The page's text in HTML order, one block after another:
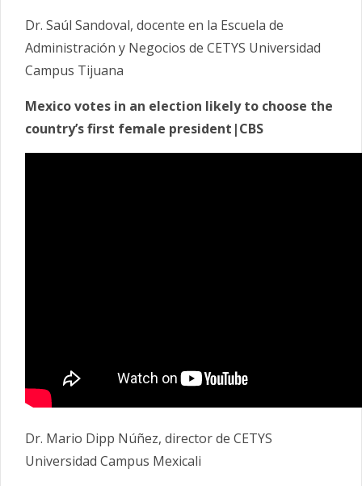
Dr. Saúl Sandoval, docente en la Escuela de
Administración y Negocios de CETYS Universidad
Campus Tijuana
Mexico votes in an election likely to choose the
country’s first female president|CBS
Dr. Mario Dipp Núñez, director de CETYS
Universidad Campus Mexicali